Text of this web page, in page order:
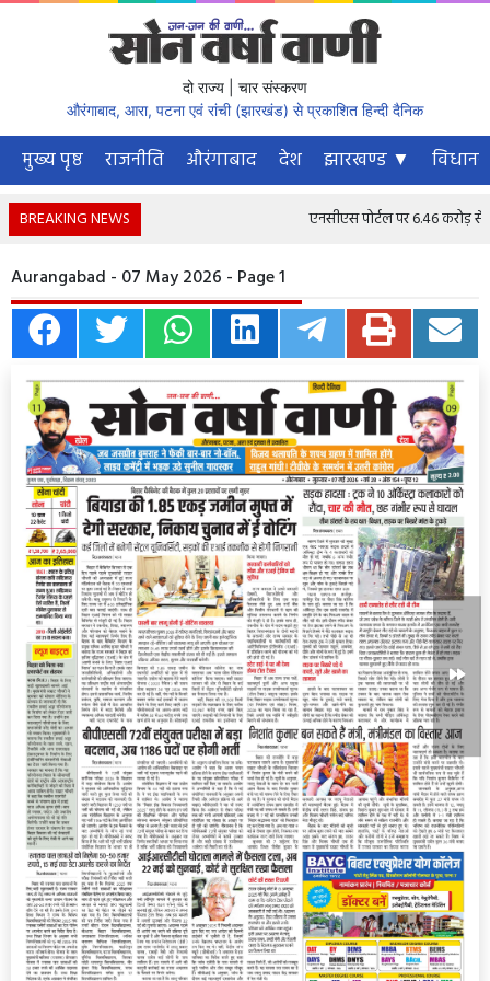
दो राज्य | चार संस्करण
औरंगाबाद, आरा, पटना एवं रांची (झारखंड) से प्रकाशित हिन्दी दैनिक
मुख्य पृष्ठ राजनीति औरंगाबाद देश झारखण्ड ▼
BREAKING NEWS एनसीएस पोर्टल पर 6.46 करोड़ से
Aurangabad - 07 May 2026 - Page 1